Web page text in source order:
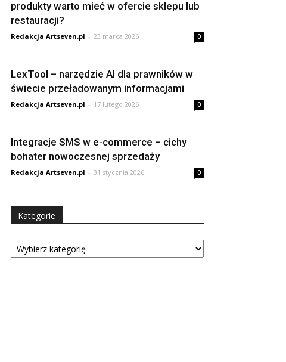
produkty warto mieć w ofercie sklepu lub
restauracji?
Redakcja Artseven.pl - 23 marca 2026 0
LexTool – narzędzie AI dla prawników w
świecie przeładowanym informacjami
Redakcja Artseven.pl - 17 lutego 2026 0
Integracje SMS w e-commerce – cichy
bohater nowoczesnej sprzedaży
Redakcja Artseven.pl - 31 stycznia 2026 0
Kategorie
Kategorie